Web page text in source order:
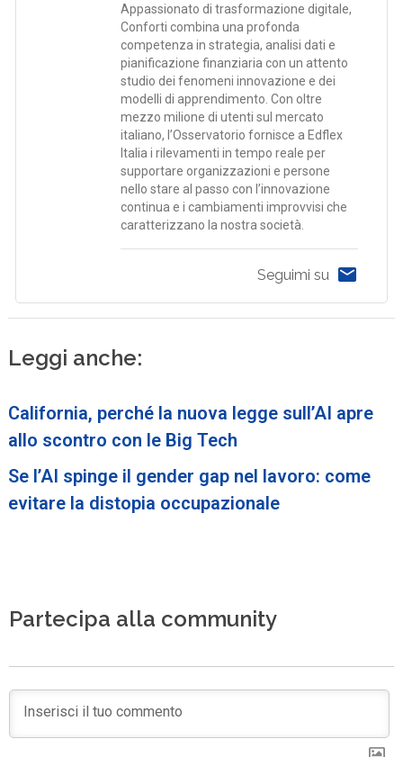
Appassionato di trasformazione digitale,
Conforti combina una profonda
competenza in strategia, analisi dati e
pianificazione finanziaria con un attento
studio dei fenomeni innovazione e dei
modelli di apprendimento. Con oltre
mezzo milione di utenti sul mercato
italiano, l’Osservatorio fornisce a Edflex
Italia i rilevamenti in tempo reale per
supportare organizzazioni e persone
nello stare al passo con l’innovazione
continua e i cambiamenti improvvisi che
caratterizzano la nostra società.
Seguimi su
Leggi anche:
California, perché la nuova legge sull’AI apre
allo scontro con le Big Tech
Se l’AI spinge il gender gap nel lavoro: come
evitare la distopia occupazionale
Partecipa alla community